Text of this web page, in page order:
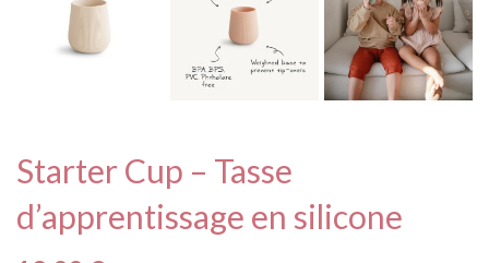
Starter Cup – Tasse
d’apprentissage en silicone